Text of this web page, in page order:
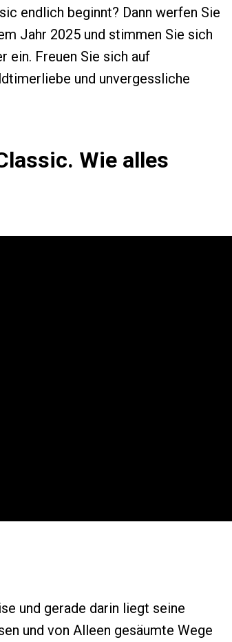
endlich beginnt? Dann werfen Sie
Jahr 2025 und stimmen Sie sich
ein. Freuen Sie sich auf
und unvergessliche
Wie alles
und gerade darin liegt seine
und von Alleen gesäumte Wege